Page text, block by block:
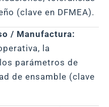
(clave en DFMEA).
/ Manufactura:
la
parámetros de
de ensamble (clave